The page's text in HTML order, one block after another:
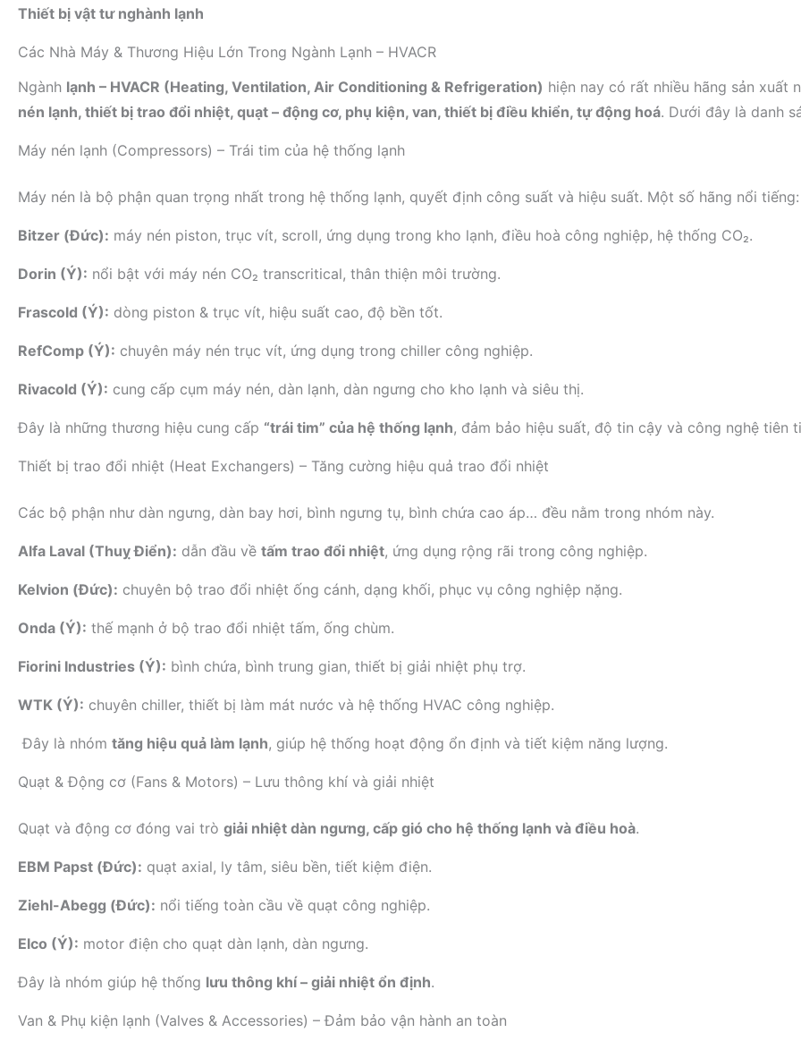
Thiết bị vật tư nghành lạnh
Các Nhà Máy & Thương Hiệu Lớn Trong Ngành Lạnh – HVACR
Ngành lạnh – HVACR (Heating, Ventilation, Air Conditioning & Refrigeration) hiện nay có rất nhiều hãng sản
nén lạnh, thiết bị trao đổi nhiệt, quạt – động cơ, phụ kiện, van, thiết bị điều khiển, tự động hoá. Dưới đây là danh
Máy nén lạnh (Compressors) – Trái tim của hệ thống lạnh
Máy nén là bộ phận quan trọng nhất trong hệ thống lạnh, quyết định công suất và hiệu suất. Một số hãng nổi tiếng:
Bitzer (Đức): máy nén piston, trục vít, scroll, ứng dụng trong kho lạnh, điều hoà công nghiệp, hệ thống CO₂.
Dorin (Ý): nổi bật với máy nén CO₂ transcritical, thân thiện môi trường.
Frascold (Ý): dòng piston & trục vít, hiệu suất cao, độ bền tốt.
RefComp (Ý): chuyên máy nén trục vít, ứng dụng trong chiller công nghiệp.
Rivacold (Ý): cung cấp cụm máy nén, dàn lạnh, dàn ngưng cho kho lạnh và siêu thị.
Đây là những thương hiệu cung cấp “trái tim” của hệ thống lạnh, đảm bảo hiệu suất, độ tin cậy và công nghệ tiên
Thiết bị trao đổi nhiệt (Heat Exchangers) – Tăng cường hiệu quả trao đổi nhiệt
Các bộ phận như dàn ngưng, dàn bay hơi, bình ngưng tụ, bình chứa cao áp… đều nằm trong nhóm này.
Alfa Laval (Thuỵ Điển): dẫn đầu về tấm trao đổi nhiệt, ứng dụng rộng rãi trong công nghiệp.
Kelvion (Đức): chuyên bộ trao đổi nhiệt ống cánh, dạng khối, phục vụ công nghiệp nặng.
Onda (Ý): thế mạnh ở bộ trao đổi nhiệt tấm, ống chùm.
Fiorini Industries (Ý): bình chứa, bình trung gian, thiết bị giải nhiệt phụ trợ.
WTK (Ý): chuyên chiller, thiết bị làm mát nước và hệ thống HVAC công nghiệp.
Đây là nhóm tăng hiệu quả làm lạnh, giúp hệ thống hoạt động ổn định và tiết kiệm năng lượng.
Quạt & Động cơ (Fans & Motors) – Lưu thông khí và giải nhiệt
Quạt và động cơ đóng vai trò giải nhiệt dàn ngưng, cấp gió cho hệ thống lạnh và điều hoà.
EBM Papst (Đức): quạt axial, ly tâm, siêu bền, tiết kiệm điện.
Ziehl-Abegg (Đức): nổi tiếng toàn cầu về quạt công nghiệp.
Elco (Ý): motor điện cho quạt dàn lạnh, dàn ngưng.
Đây là nhóm giúp hệ thống lưu thông khí – giải nhiệt ổn định.
Van & Phụ kiện lạnh (Valves & Accessories) – Đảm bảo vận hành an toàn